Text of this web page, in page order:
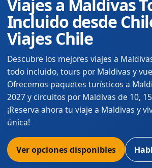
Viajes a Maldivas
Incluido desde
Viajes Chile
Descubre los mejores viajes a
todo incluido, tours por Maldivas y
Ofrecemos paquetes turísticos a
2027 y circuitos por Maldivas de 10,
¡Reserva ahora tu viaje a Maldivas y
única!
Ver opciones disponibles